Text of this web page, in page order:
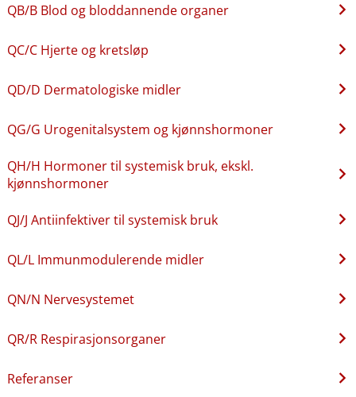
QB​/​B Blod og bloddannende organer
QC​/​C Hjerte og kretsløp
QD​/​D Dermatologiske midler
QG​/​G Urogenitalsystem og kjønnshormoner
QH​/​H Hormoner til systemisk bruk, ekskl.
kjønnshormoner
QJ​/​J Antiinfektiver til systemisk bruk
QL​/​L Immunmodulerende midler
QN​/​N Nervesystemet
QR​/​R Respirasjonsorganer
Referanser